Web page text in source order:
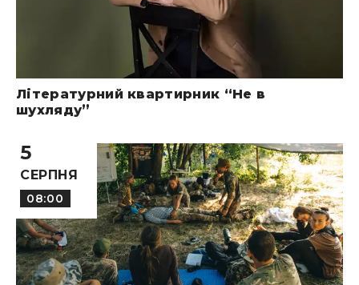
Літературний квартирник “Не в
шухляду”
5
СЕРПНЯ
08:00